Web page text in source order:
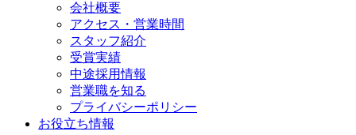
会社概要
アクセス・営業時間
スタッフ紹介
受賞実績
中途採用情報
営業職を知る
プライバシーポリシー
お役立ち情報